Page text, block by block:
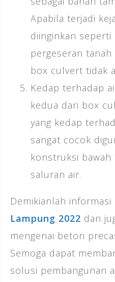
Apabila terjadi
diinginkan
pergeseran
box culvert tidak
Kedap terhadap
kedua dari box
yang kedap
sangat cocok
konstruksi
saluran air.
Demikianlah informasi
Lampung 2022 dan
mengenai beton
Semoga dapat
solusi pembangunan